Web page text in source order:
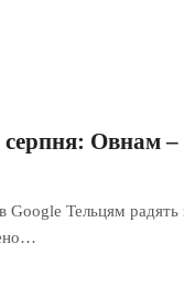
серпня: Овнам
Google Тельцям радять